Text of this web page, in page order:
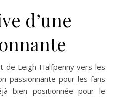
d’une
de Leigh Halfpenny vers les
passionnante pour les fans
bien positionnée pour le